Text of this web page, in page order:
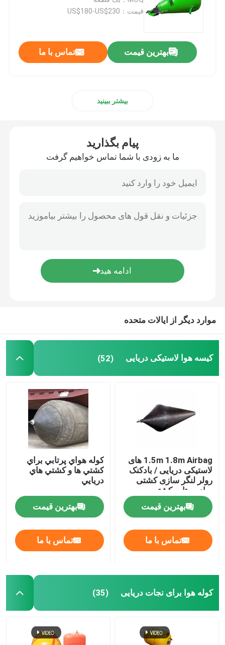
بادکنک پرتابی کشتی
لوله های نجات بادکنک
غلتک ایربگ
کوله های هوایی پرتابی سنگین
کشتی پرتاب کیسه هوا
کیسه هوای قایق
کیسه های شناور
کیسه های آسانسور زیر آب
کیسه وزن آب
کیسه های آب برای آزمایش بار جرثقیل
قیمت：US$180-US$230
بهترین قیمت تماس با ما
بیشتر ببینید
پیام بگذارید
ما به زودی با شما تماس خواهیم گرفت
موارد دیگر از ایالات متحده
کیسه هوا لاستیکی دریایی (52)
1.5m 1.8m Airbag های
لاستیکی دریایی / بادکنک
رولر لنگر سازی کشتی
برای پرتاب کشتی
بهترین قیمت
تماس با ما
کوله هواي پرتابي براي
کشتي ها و کشتي هاي
دريايي
بهترین قیمت
تماس با ما
کوله هوا برای نجات دریایی (35)